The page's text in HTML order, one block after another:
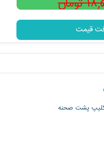
تومان
قیمت
کلیپ پشت صحنه